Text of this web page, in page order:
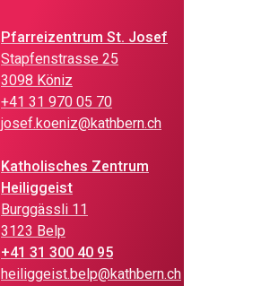
Pfarreizentrum St. Josef
Stapfenstrasse 25
3098 Köniz
+41 31 970 05 70
josef.koeniz@kathbern.ch
Katholisches Zentrum
Heiliggeist
Burggässli 11
3123 Belp
+41 31 300 40 95
heiliggeist.belp@kathbern.ch